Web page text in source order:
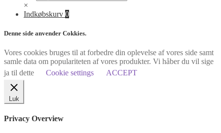
×
Indkøbskurv 0
Denne side anvender Cokkies.
Vores cookies bruges til at forbedre din oplevelse af vores side samt
samle data om populariteten af vores produkter. Vi håber du vil sige
ja til dette
Cookie settings ACCEPT
Luk
Privacy Overview